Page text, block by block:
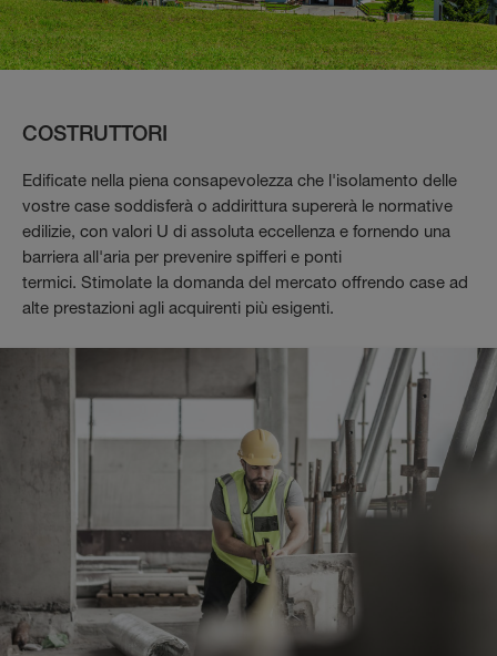
COSTRUTTORI
Edificate nella piena consapevolezza che l'isolamento delle
vostre case soddisferà o addirittura supererà le normative
edilizie, con valori U di assoluta eccellenza e fornendo una
barriera all'aria per prevenire spifferi e ponti
termici. Stimolate la domanda del mercato offrendo case ad
alte prestazioni agli acquirenti più esigenti.